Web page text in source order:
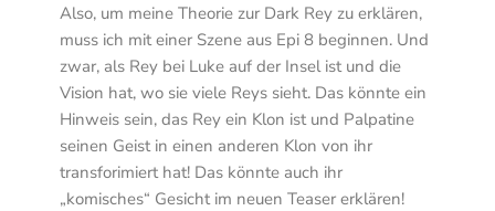
Also, um meine Theorie zur Dark Rey zu erklären,
muss ich mit einer Szene aus Epi 8 beginnen. Und
zwar, als Rey bei Luke auf der Insel ist und die
Vision hat, wo sie viele Reys sieht. Das könnte ein
Hinweis sein, das Rey ein Klon ist und Palpatine
seinen Geist in einen anderen Klon von ihr
transforimiert hat! Das könnte auch ihr
„komisches“ Gesicht im neuen Teaser erklären!